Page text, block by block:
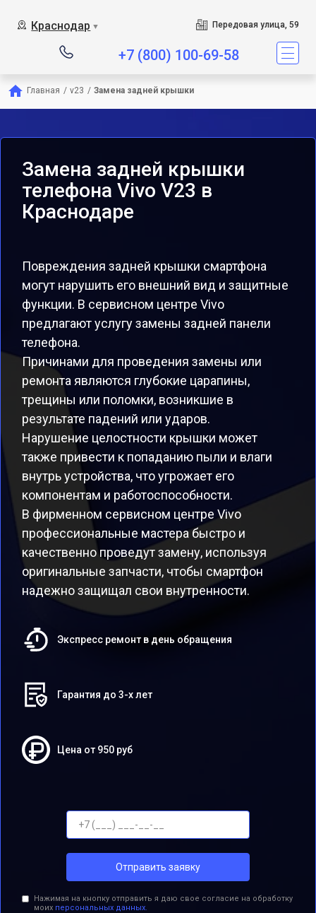
Краснодар ▼ Передовая улица, 59
+7 (800) 100-69-58
Главная / v23 / Замена задней крышки
Замена задней крышки
телефона Vivo V23 в
Краснодаре
Повреждения задней крышки смартфона
могут нарушить его внешний вид и защитные
функции. В сервисном центре Vivo
предлагают услугу замены задней панели
телефона.
Причинами для проведения замены или
ремонта являются глубокие царапины,
трещины или поломки, возникшие в
результате падений или ударов.
Нарушение целостности крышки может
также привести к попаданию пыли и влаги
внутрь устройства, что угрожает его
компонентам и работоспособности.
В фирменном сервисном центре Vivo
профессиональные мастера быстро и
качественно проведут замену, используя
оригинальные запчасти, чтобы смартфон
надежно защищал свои внутренности.
Экспресс ремонт в день обращения
Гарантия до 3-х лет
Цена от 950 руб
Отправить заявку
Нажимая на кнопку отправить я даю свое согласие на обработку
моих персональных данных.